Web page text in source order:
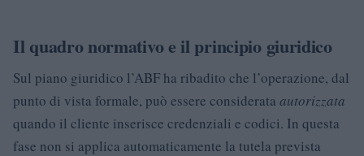
Il quadro normativo e il principio giuridico
Sul piano giuridico l’ABF ha ribadito che l’operazione, dal
punto di vista formale, può essere considerata autorizzata
quando il cliente inserisce credenziali e codici. In questa
fase non si applica automaticamente la tutela prevista